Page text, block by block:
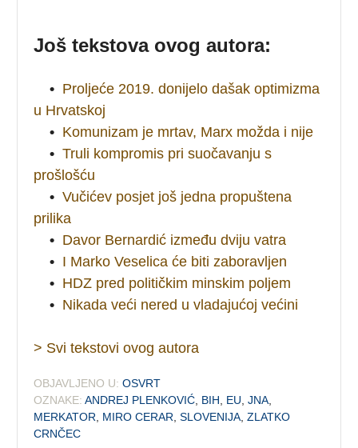
Još tekstova ovog autora:
• Proljeće 2019. donijelo dašak optimizma
u Hrvatskoj
• Komunizam je mrtav, Marx možda i nije
• Truli kompromis pri suočavanju s
prošlošću
• Vučićev posjet još jedna propuštena
prilika
• Davor Bernardić između dviju vatra
• I Marko Veselica će biti zaboravljen
• HDZ pred političkim minskim poljem
• Nikada veći nered u vladajućoj većini
> Svi tekstovi ovog autora
OBJAVLJENO U: OSVRT
OZNAKE: ANDREJ PLENKOVIĆ BIH EU ,JNA
MERKATOR
MIRO CERAR ,SLOVENIJA ,ZLATKO
CRNČEC